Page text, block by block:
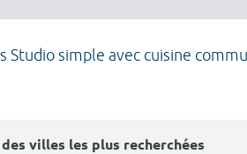
Studio simple avec cuisine
villes les plus recherchées